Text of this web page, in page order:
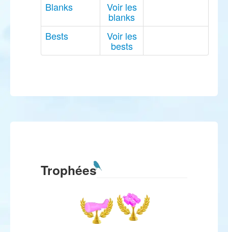
Blanks Voir les
blanks
Bests
Voir les
bests
Trophées